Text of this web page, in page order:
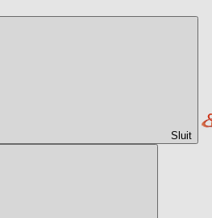
Sluit